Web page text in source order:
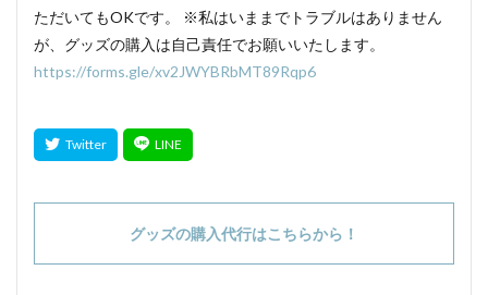
ただいてもOKです。 ※私はいままでトラブルはありません
が、グッズの購入は自己責任でお願いいたします。
https://forms.gle/xv2JWYBRbMT89Rqp6
グッズの購入代行はこちらから！